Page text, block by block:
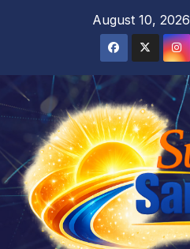
August 10, 2026